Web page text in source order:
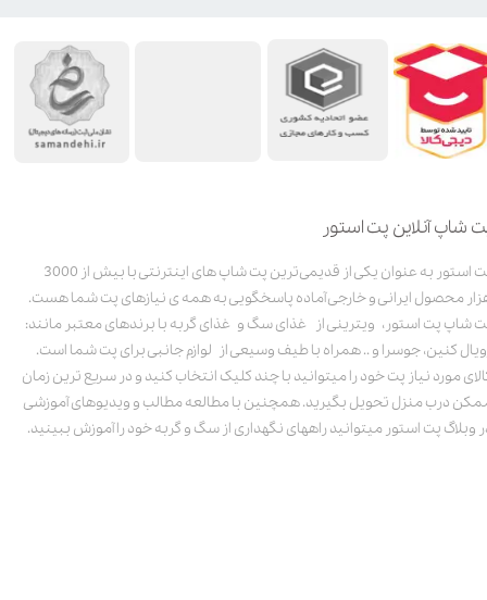
شاپ آنلاین پت استور
پت استور به عنوان یکی از قدیمی‌ترین پت شاپ های اینترنتی با بیش از 3000
محصول ایرانی و خارجی آماده پاسخگویی به همه ی نیازهای پت شما هست.
شاپ پت استور، ویترینی از غذای سگ و غذای گربه با برندهای معتبر مانند:
کنین، جوسرا و .. همراه با طیف وسیعی از لوازم جانبی برای پت شما است.
مورد نیاز پت خود را میتوانید با چند کلیک انتخاب کنید و در سریع ترین زمان
درب منزل تحویل بگیرید. همچنین با مطالعه مطالب و ویدیوهای آموزشی
وبلاگ پت استور میتوانید راههای نگهداری از سگ و گربه خود را آموزش ببینید.